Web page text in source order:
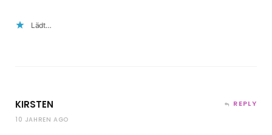
Lädt…
KIRSTEN
10 JAHREN AGO
REPLY